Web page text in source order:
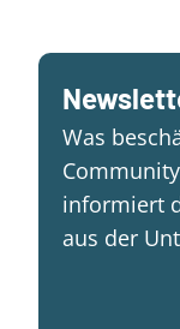
Was
informiert
aus der